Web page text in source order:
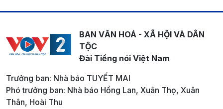
BAN VĂN HOÁ - XÃ HỘI VÀ DÂN
TỘC
Đài Tiếng nói Việt Nam
Trưởng ban: Nhà báo TUYẾT MAI
Phó trưởng ban: Nhà báo Hồng Lan, Xuân Thọ, Xuân
Thân, Hoài Thu